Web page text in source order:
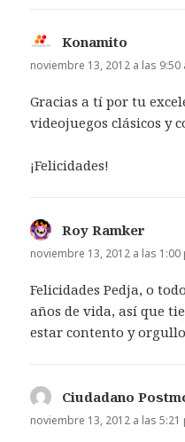
Konamito
noviembre 13, 2012 a las 9:50
Gracias a tí por tu
videojuegos clásicos y
¡Felicidades!
Roy Ramker
noviembre 13, 2012 a las 1:00
Felicidades Pedja, o
años de vida, así que
estar contento y
Ciudadano
noviembre 13, 2012 a las 5:21